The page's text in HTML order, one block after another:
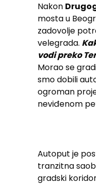
Nakon
mosta u
zadovolje
velegrada.
vodi preko
Morao se
smo dobili
ogroman
neviđenom
Autoput je
tranzitna
gradski